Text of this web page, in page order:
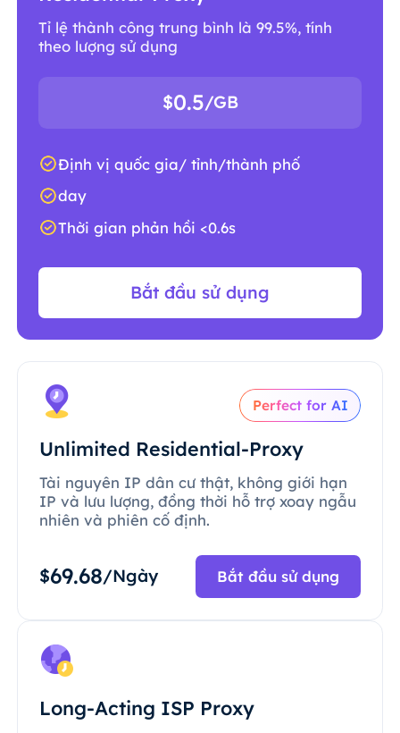
Tỉ lệ thành công trung bình là 99.5%, tính
theo lượng sử dụng
$0.5/GB
Định vị quốc gia/ tỉnh/thành phố
day
Thời gian phản hồi <0.6s
Bắt đầu sử dụng
Perfect for AI
Unlimited Residential-Proxy
Tài nguyên IP dân cư thật, không giới hạn
IP và lưu lượng, đồng thời hỗ trợ xoay ngẫu
nhiên và phiên cố định.
$69.68/Ngày Bắt đầu sử dụng
Long-Acting ISP Proxy